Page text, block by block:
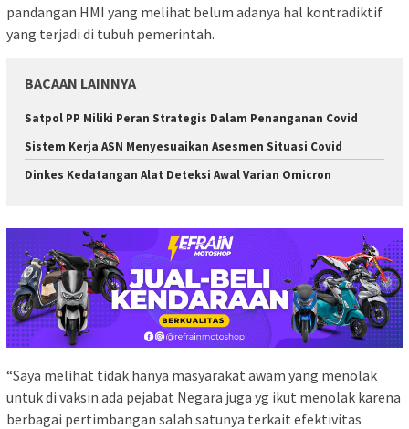
pandangan HMI yang melihat belum adanya hal kontradiktif
yang terjadi di tubuh pemerintah.
BACAAN LAINNYA
Satpol PP Miliki Peran Strategis Dalam Penanganan Covid
Sistem Kerja ASN Menyesuaikan Asesmen Situasi Covid
Dinkes Kedatangan Alat Deteksi Awal Varian Omicron
“Saya melihat tidak hanya masyarakat awam yang menolak
untuk di vaksin ada pejabat Negara juga yg ikut menolak karena
berbagai pertimbangan salah satunya terkait efektivitas